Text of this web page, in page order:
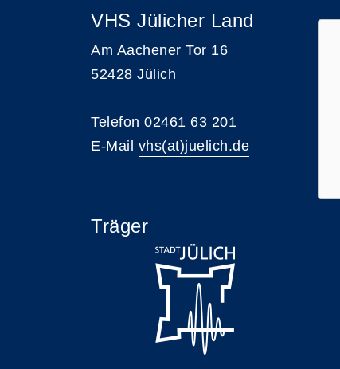
VHS Jülicher Land
Am Aachener Tor 16
52428 Jülich
Telefon 02461 63 201
E-Mail vhs(at)juelich.de
Träger